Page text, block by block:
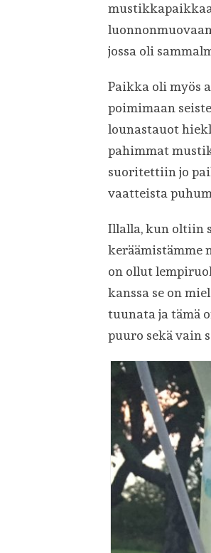
jossa oli
Paikka oli myös
poimimaan
lounastauot
pahimmat
suoritettiin jo
vaatteista
Illalla, kun oltiin
keräämistämme
on ollut
kanssa se on
tuunata ja tämä
puuro sekä vain